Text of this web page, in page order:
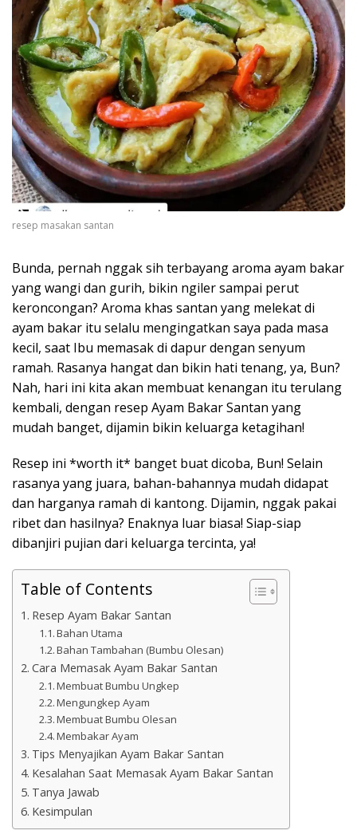
resep masakan santan
Bunda, pernah nggak sih terbayang aroma ayam bakar
yang wangi dan gurih, bikin ngiler sampai perut
keroncongan? Aroma khas santan yang melekat di
ayam bakar itu selalu mengingatkan saya pada masa
kecil, saat Ibu memasak di dapur dengan senyum
ramah. Rasanya hangat dan bikin hati tenang, ya, Bun?
Nah, hari ini kita akan membuat kenangan itu terulang
kembali, dengan resep Ayam Bakar Santan yang
mudah banget, dijamin bikin keluarga ketagihan!
Resep ini *worth it* banget buat dicoba, Bun! Selain
rasanya yang juara, bahan-bahannya mudah didapat
dan harganya ramah di kantong. Dijamin, nggak pakai
ribet dan hasilnya? Enaknya luar biasa! Siap-siap
dibanjiri pujian dari keluarga tercinta, ya!
Table of Contents
Resep Ayam Bakar Santan
Bahan Utama
Bahan Tambahan (Bumbu Olesan)
Cara Memasak Ayam Bakar Santan
Membuat Bumbu Ungkep
Mengungkep Ayam
Membuat Bumbu Olesan
Membakar Ayam
Tips Menyajikan Ayam Bakar Santan
Kesalahan Saat Memasak Ayam Bakar Santan
Tanya Jawab
Kesimpulan